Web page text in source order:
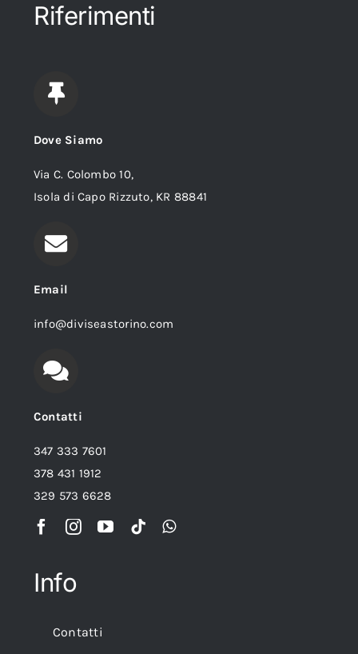
Riferimenti
Dove Siamo
Via C. Colombo 10,
Isola di Capo Rizzuto, KR 88841
Email
info@diviseastorino.com
Contatti
347 333 7601
378 431 1912
329 573 6628
Info
Contatti